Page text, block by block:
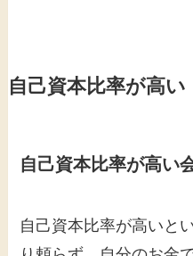
自己資本比率が高
自己資本比率が高い
自己資本比率が高いと